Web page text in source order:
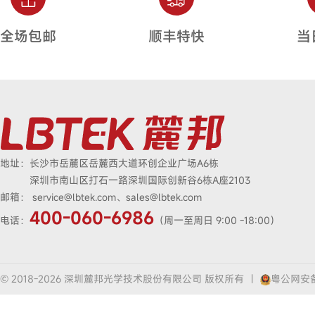
全场包邮 顺丰特快 当
地址： 长沙市岳麓区岳麓西大道环创企业广场A6栋
深圳市南山区打石一路深圳国际创新谷6栋A座2103
邮箱： service@lbtek.com、sales@lbtek.com
电话： 400-060-6986 （周一至周日 9:00 -18:00）
© 2018-2026 深圳麓邦光学技术股份有限公司 版权所有 粤公网安